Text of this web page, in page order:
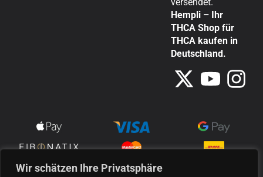
Wir schätzen Ihre Privatsphäre
Hempli – Ihr
THCA Shop für
THCA kaufen in
Deutschland.